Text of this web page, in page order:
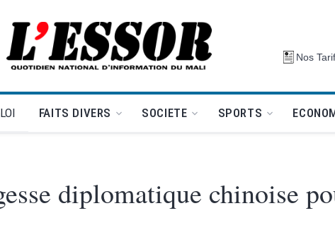
L'Essor - retour à la une Nos
FAITS DIVERS SOCIETE SPORTS
diplomatique chinoise